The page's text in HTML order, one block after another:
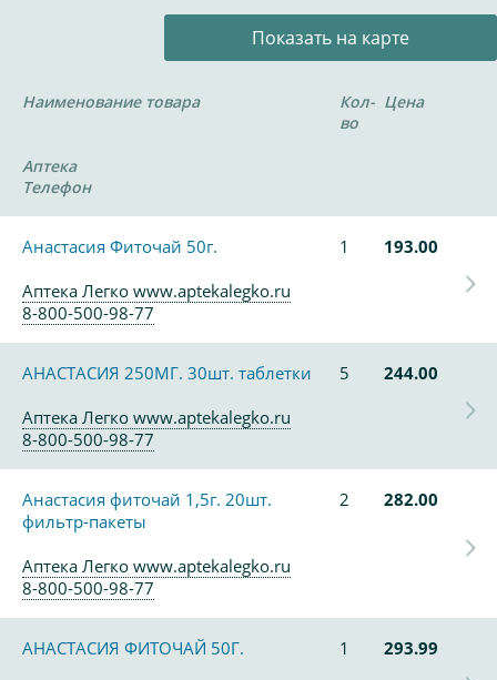
Показать на карте
Наименование товара
Кол-
во
Цена
Аптека
Телефон
Анастасия Фиточай 50г. 1
193.00
Аптека Легко www.aptekalegko.ru
8-800-500-98-77
АНАСТАСИЯ 250МГ. 30шт. таблетки 5
244.00
Аптека Легко www.aptekalegko.ru
8-800-500-98-77
Анастасия фиточай 1,5г. 20шт.
фильтр-пакеты
2 282.00
Аптека Легко www.aptekalegko.ru
8-800-500-98-77
АНАСТАСИЯ ФИТОЧАЙ 50Г. 1
293.99